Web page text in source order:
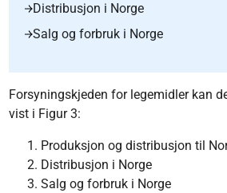
Distribusjon i Norge
Salg og forbruk i Norge
Forsyningskjeden for legemidler kan
vist i Figur 3:
Produksjon og distribusjon til
Distribusjon i Norge
Salg og forbruk i Norge